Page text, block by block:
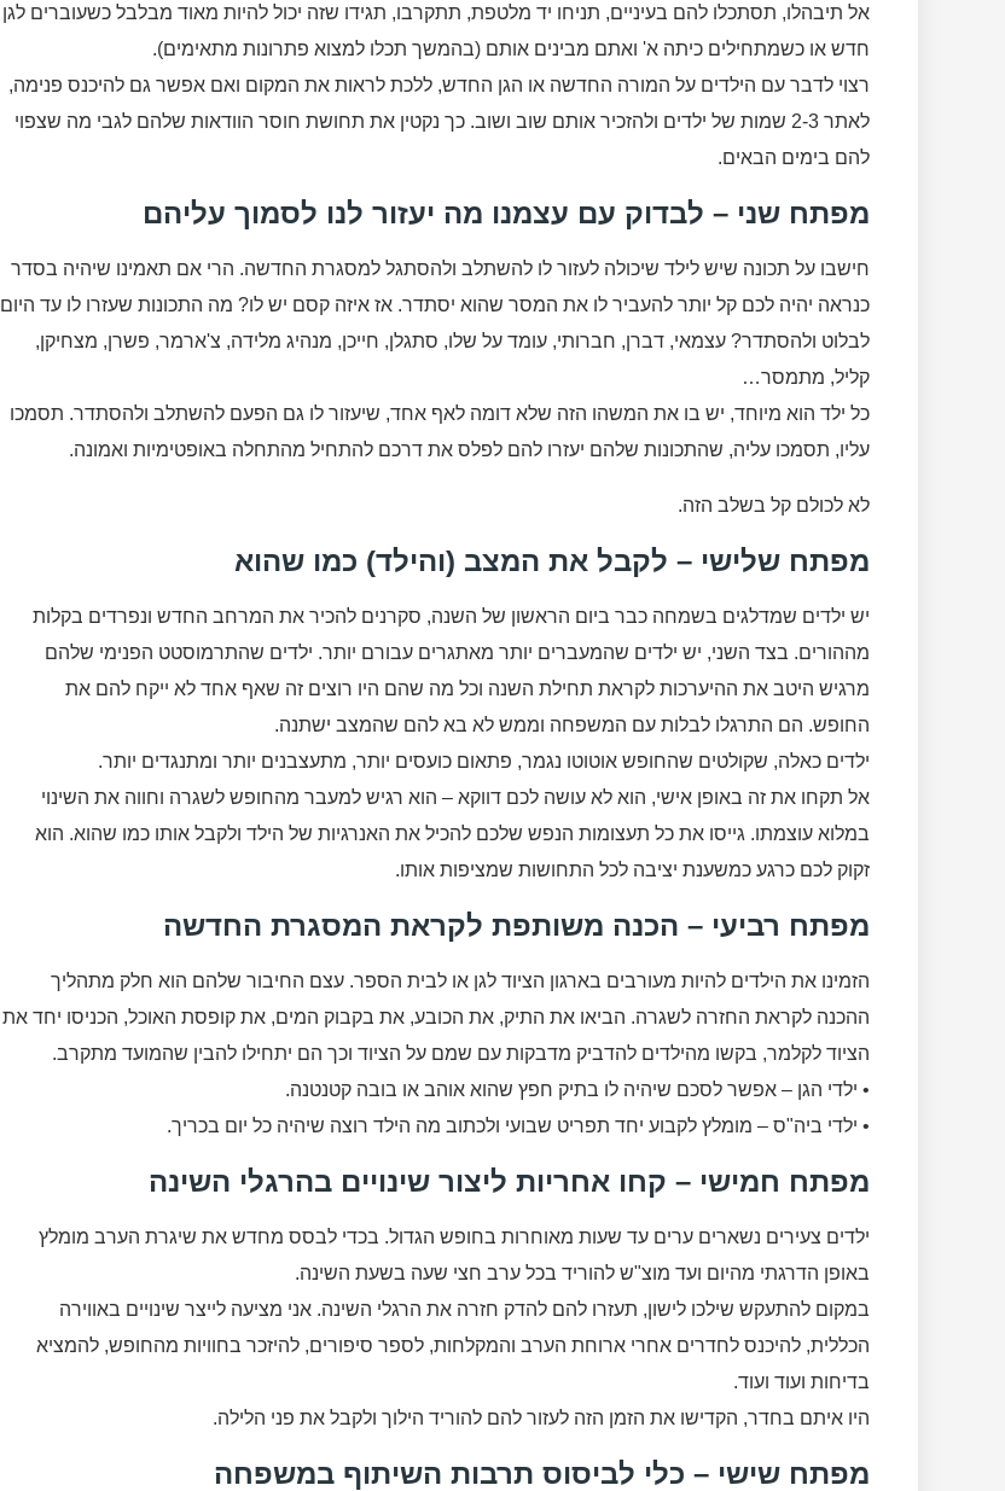
אל תיבהלו, תסתכלו להם בעיניים, תניחו יד מלטפת, תתקרבו, תגידו שזה יכול להיות מאוד מבלבל כשעוברים לגן
חדש או כשמתחילים כיתה א' ואתם מבינים אותם (בהמשך תכלו למצוא פתרונות מתאימים).
רצוי לדבר עם הילדים על המורה החדשה או הגן החדש, ללכת לראות את המקום ואם אפשר גם להיכנס פנימה,
לאתר 2-3 שמות של ילדים ולהזכיר אותם שוב ושוב. כך נקטין את תחושת חוסר הוודאות שלהם לגבי מה שצפוי
להם בימים הבאים.
מפתח שני – לבדוק עם עצמנו מה יעזור לנו לסמוך עליהם
חישבו על תכונה שיש לילד שיכולה לעזור לו להשתלב ולהסתגל למסגרת החדשה. הרי אם תאמינו שיהיה בסדר
כנראה יהיה לכם קל יותר להעביר לו את המסר שהוא יסתדר. אז איזה קסם יש לו? מה התכונות שעזרו לו עד היום
לבלוט ולהסתדר? עצמאי, דברן, חברותי, עומד על שלו, סתגלן, חייכן, מנהיג מלידה, צ'ארמר, פשרן, מצחיקן,
קליל, מתמסר…
כל ילד הוא מיוחד, יש בו את המשהו הזה שלא דומה לאף אחד, שיעזור לו גם הפעם להשתלב ולהסתדר. תסמכו
עליו, תסמכו עליה, שהתכונות שלהם יעזרו להם לפלס את דרכם להתחיל מהתחלה באופטימיות ואמונה.
לא לכולם קל בשלב הזה.
מפתח שלישי – לקבל את המצב (והילד) כמו שהוא
יש ילדים שמדלגים בשמחה כבר ביום הראשון של השנה, סקרנים להכיר את המרחב החדש ונפרדים בקלות
מההורים. בצד השני, יש ילדים שהמעברים יותר מאתגרים עבורם יותר. ילדים שהתרמוסטט הפנימי שלהם
מרגיש היטב את ההיערכות לקראת תחילת השנה וכל מה שהם היו רוצים זה שאף אחד לא ייקח להם את
החופש. הם התרגלו לבלות עם המשפחה וממש לא בא להם שהמצב ישתנה.
ילדים כאלה, שקולטים שהחופש אוטוטו נגמר, פתאום כועסים יותר, מתעצבנים יותר ומתנגדים יותר.
אל תקחו את זה באופן אישי, הוא לא עושה לכם דווקא – הוא רגיש למעבר מהחופש לשגרה וחווה את השינוי
במלוא עוצמתו. גייסו את כל תעצומות הנפש שלכם להכיל את האנרגיות של הילד ולקבל אותו כמו שהוא. הוא
זקוק לכם כרגע כמשענת יציבה לכל התחושות שמציפות אותו.
מפתח רביעי – הכנה משותפת לקראת המסגרת החדשה
הזמינו את הילדים להיות מעורבים בארגון הציוד לגן או לבית הספר. עצם החיבור שלהם הוא חלק מתהליך
ההכנה לקראת החזרה לשגרה. הביאו את התיק, את הכובע, את בקבוק המים, את קופסת האוכל, הכניסו יחד את
הציוד לקלמר, בקשו מהילדים להדביק מדבקות עם שמם על הציוד וכך הם יתחילו להבין שהמועד מתקרב.
• ילדי הגן – אפשר לסכם שיהיה לו בתיק חפץ שהוא אוהב או בובה קטנטנה.
• ילדי ביה"ס – מומלץ לקבוע יחד תפריט שבועי ולכתוב מה הילד רוצה שיהיה כל יום בכריך.
מפתח חמישי – קחו אחריות ליצור שינויים בהרגלי השינה
ילדים צעירים נשארים ערים עד שעות מאוחרות בחופש הגדול. בכדי לבסס מחדש את שיגרת הערב מומלץ
באופן הדרגתי מהיום ועד מוצ"ש להוריד בכל ערב חצי שעה בשעת השינה.
במקום להתעקש שילכו לישון, תעזרו להם להדק חזרה את הרגלי השינה. אני מציעה לייצר שינויים באווירה
הכללית, להיכנס לחדרים אחרי ארוחת הערב והמקלחות, לספר סיפורים, להיזכר בחוויות מהחופש, להמציא
בדיחות ועוד ועוד.
היו איתם בחדר, הקדישו את הזמן הזה לעזור להם להוריד הילוך ולקבל את פני הלילה.
מפתח שישי – כלי לביסוס תרבות השיתוף במשפחה